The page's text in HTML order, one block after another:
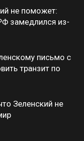
не поможет:
замедлился из-
письмо с
транзит по
Зеленский не